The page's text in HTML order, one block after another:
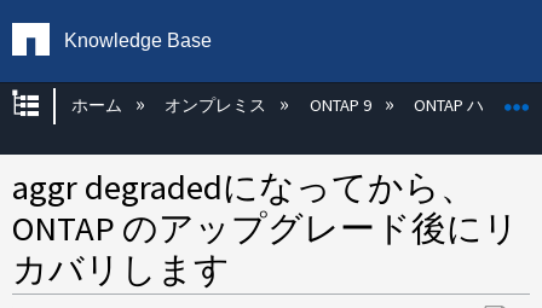
Knowledge Base
グローバル階層を展開/折りたたむ
ホーム オンプレミス ONTAP 9 ONTAP ハード
aggr degradedになってから、
ONTAP のアップグレード後にリ
カバリします